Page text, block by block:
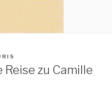
zu Camille